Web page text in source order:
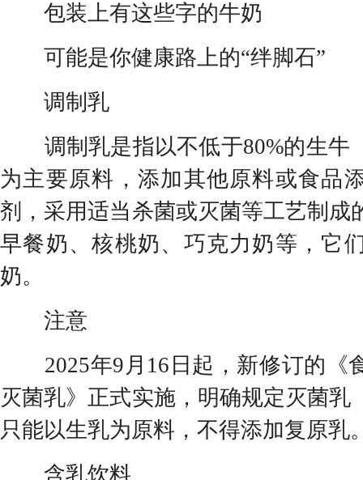
包装上有这些字的牛奶
可能是你健康路上的“绊脚石”
调制乳
调制乳是指以不低于80%的生牛
为主要原料，添加其他原料或食品
剂，采用适当杀菌或灭菌等工艺制成
早餐奶、核桃奶、巧克力奶等，它
奶。
注意
2025年9月16日起，新修订的《
灭菌乳》正式实施，明确规定灭菌乳
只能以生乳为原料，不得添加复原乳
含乳饮料